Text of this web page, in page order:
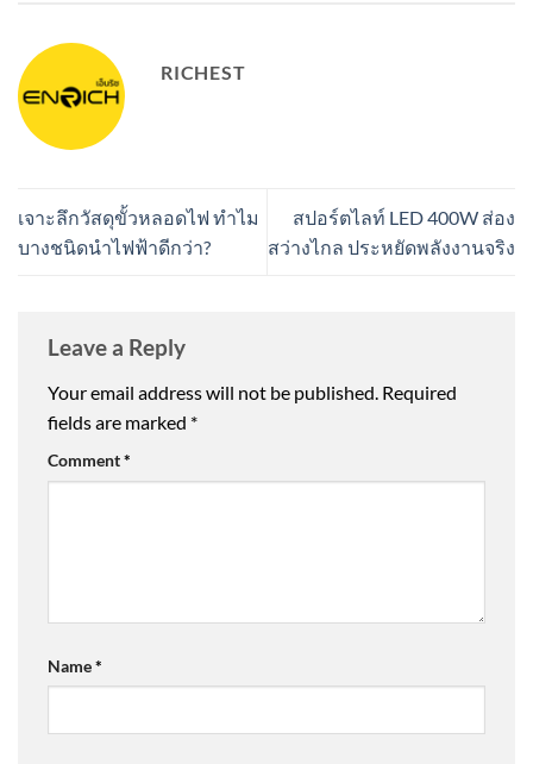
RICHEST
เจาะลึกวัสดุขั้วหลอดไฟ ทำไม
บางชนิดนำไฟฟ้าดีกว่า?
สปอร์ตไลท์ LED 400W ส่อง
สว่างไกล ประหยัดพลังงานจริง
Leave a Reply
Your email address will not be published. Required
fields are marked *
Comment*
Name*